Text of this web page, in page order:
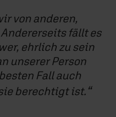
von anderen,
fällt es
ehrlich zu sein
unserer Person
Fall auch
berechtigt ist.